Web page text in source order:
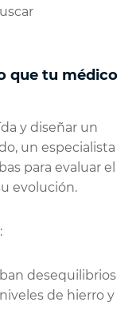
que tu médico
y diseñar un
un especialista
para evaluar el
evolución.
desequilibrios
de hierro y